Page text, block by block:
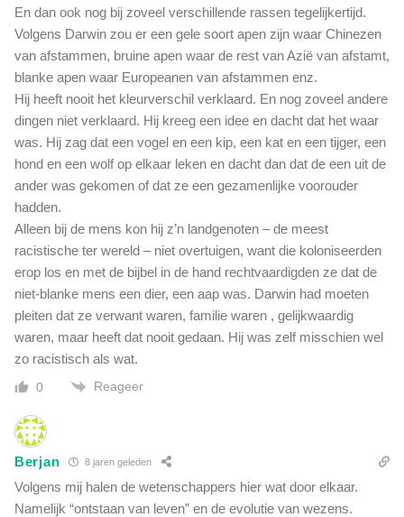
En dan ook nog bij zoveel verschillende rassen tegelijkertijd.
Volgens Darwin zou er een gele soort apen zijn waar Chinezen
van afstammen, bruine apen waar de rest van Azië van afstamt,
blanke apen waar Europeanen van afstammen enz.
Hij heeft nooit het kleurverschil verklaard. En nog zoveel andere
dingen niet verklaard. Hij kreeg een idee en dacht dat het waar
was. Hij zag dat een vogel en een kip, een kat en een tijger, een
hond en een wolf op elkaar leken en dacht dan dat de een uit de
ander was gekomen of dat ze een gezamenlijke voorouder
hadden.
Alleen bij de mens kon hij z’n landgenoten – de meest
racistische ter wereld – niet overtuigen, want die koloniseerden
erop los en met de bijbel in de hand rechtvaardigden ze dat de
niet-blanke mens een dier, een aap was. Darwin had moeten
pleiten dat ze verwant waren, familie waren , gelijkwaardig
waren, maar heeft dat nooit gedaan. Hij was zelf misschien wel
zo racistisch als wat.
0 Reageer
Berjan 8 jaren geleden
Volgens mij halen de wetenschappers hier wat door elkaar.
Namelijk “ontstaan van leven” en de evolutie van wezens.